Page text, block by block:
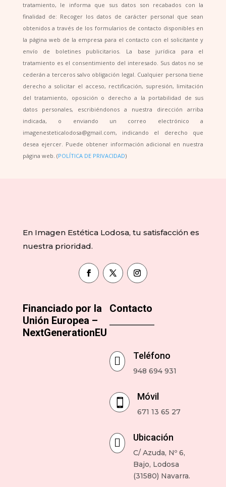
tratamiento, le informa que sus datos son recabados con la
finalidad de: Recoger los datos de carácter personal que sean
obtenidos a través de los formularios de contacto disponibles en
la página web de la empresa para el contacto con el solicitante y
envío de boletines publicitarios. La base jurídica para el
tratamiento es el consentimiento del interesado. Sus datos no se
cederán a terceros salvo obligación legal. Cualquier persona tiene
derecho a solicitar el acceso, rectificación, supresión, limitación
del tratamiento, oposición o derecho a la portabilidad de sus
datos personales, escribiéndonos a nuestra dirección arriba
indicada, o enviando un correo electrónico a
imagenesteticalodosa@gmail.com, indicando el derecho que
desea ejercer. Puede obtener información adicional en nuestra
página web. (POLÍTICA DE PRIVACIDAD)
En Imagen Estética Lodosa, tu satisfacción es
nuestra prioridad.
Financiado por la
Unión Europea –
NextGenerationEU
Contacto
 Teléfono
948 694 931

Móvil
671 13 65 27
 Ubicación
C/ Azuda, Nº 6,
Bajo, Lodosa
(31580) Navarra.